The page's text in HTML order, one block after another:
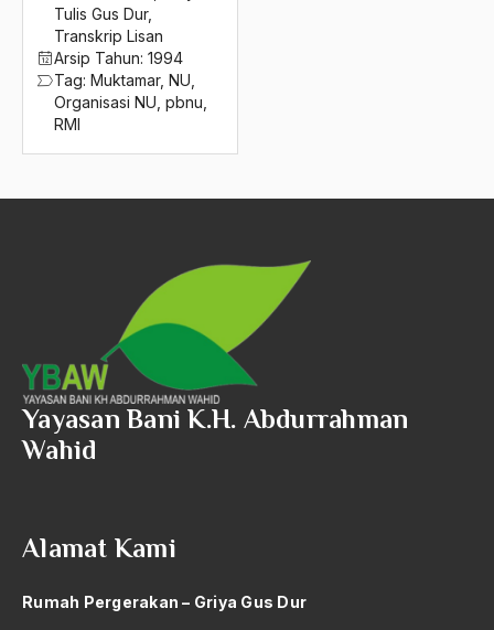
Tulis Gus Dur,
Transkrip Lisan
Arsip Tahun: 1994
Tag: Muktamar, NU
Organisasi NU pbnu
RMI
2016
2015
2014
2013
2007
2006
2003
orientalisme
Orientasi
orientasi bangsa
Orientasi kehidupan bangsa
Orientasi NIaga-Laut
Orientasi Pemikiran
Orientasi Pendidikan
ormas islam
Ornop
Yayasan Bani K.H. Abdurrahman
Wahid
Alamat Kami
Rumah Pergerakan – Griya Gus Dur